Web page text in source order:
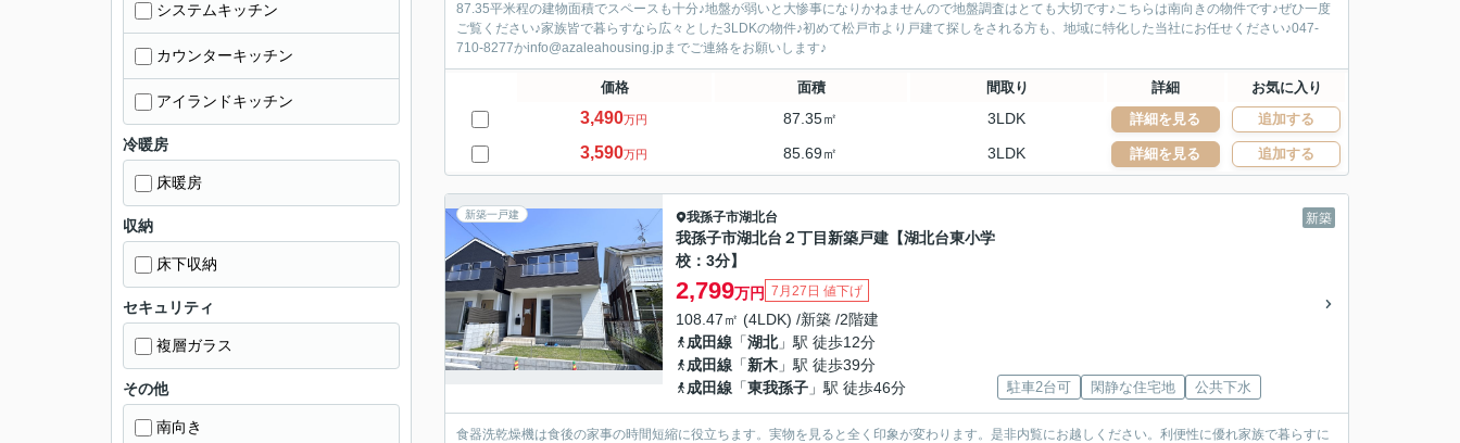
87.35平米程の建物面積でスペースも十分♪地盤が弱いと大惨事になりかねませんので地盤調査はとても大切です♪こちらは南向きの物件です♪ぜひ一度
ご覧ください♪家族皆で暮らすなら広々とした3LDKの物件♪初めて松戸市より戸建て探しをされる方も、地域に特化した当社にお任せください♪047-
710-8277かinfo@azaleahousing.jpまでご連絡をお願いします♪
価格 面積 間取り 詳細 お気に入り
3,490万円 87.35㎡ 3LDK 詳細を見る 追加する
3,590万円 85.69㎡ 3LDK 詳細を見る 追加する
新築一戸建 新築
我孫子市湖北台
我孫子市湖北台２丁目新築戸建【湖北台東小学
校：3分】
2,799万円 7月27日 値下げ
108.47㎡ (4LDK) /新築 /2階建
成田線 「湖北」駅 徒歩12分
成田線 「新木 」駅 徒歩39分
成田線 「東我孫子 」駅 徒歩46分 駐車2台可 閑静な住宅地 公共下水
食器洗乾燥機は食後の家事の時間短縮に役立ちます。実物を見ると全く印象が変わります。是非内覧にお越しください。利便性に優れ家族で暮らすに
システムキッチン
カウンターキッチン
アイランドキッチン
冷暖房
床暖房
収納
床下収納
セキュリティ
複層ガラス
その他
南向き